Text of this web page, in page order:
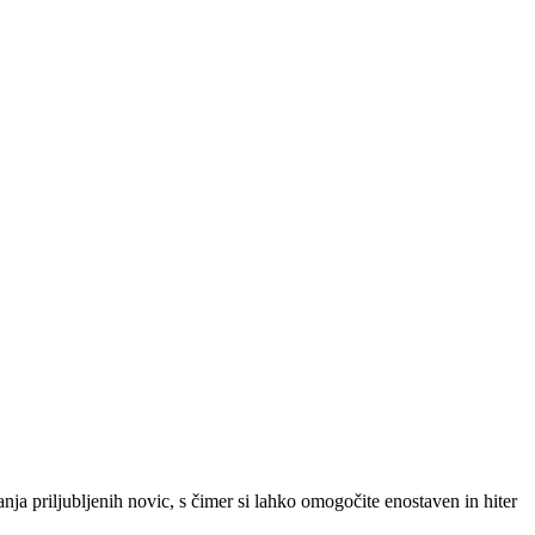
priljubljenih novic, s čimer si lahko omogočite enostaven in hiter